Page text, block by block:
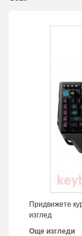
Придвижете
изглед
Още изгледи